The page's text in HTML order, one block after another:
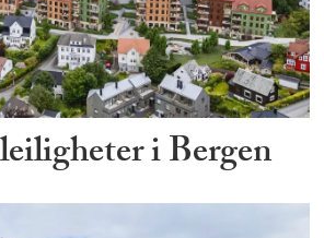
i Bergen